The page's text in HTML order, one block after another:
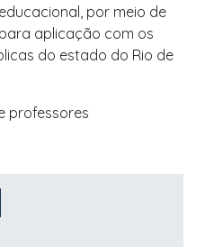
por meio de
aplicação com os
do estado do Rio de
professores